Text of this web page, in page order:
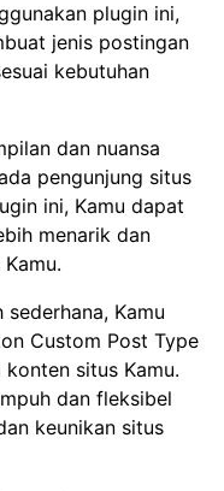
plugin ini,
jenis postingan
kebutuhan
dan nuansa
pengunjung situs
ini, Kamu dapat
menarik dan
Kamu
Custom Post Type
situs Kamu.
dan fleksibel
keunikan situs